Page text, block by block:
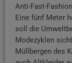
Anti-Fast-
Eine fünf Meter
soll die
Modezyklen
Müllbergen des